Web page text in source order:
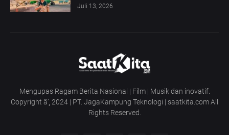
Juli 13, 2026
Mengupas Ragam Berita Nasional | Film | Musik dan inovatif.
Copyright â’¸ 2024 | PT. JagaKampung Teknologi | saatkita.com All
Rights Reserved.